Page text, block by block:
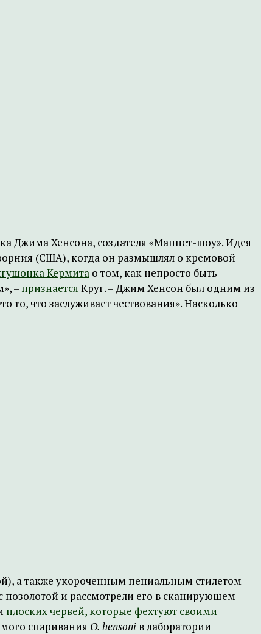
Джима Хенсона, создателя «Маппет-шоу». Идея
(США), когда он размышлял о кремовой
Кермита о том, как непросто быть
– признается Круг. – Джим Хенсон был одним из
что заслуживает чествования». Насколько
а также укороченным пениальным стилетом –
и рассмотрели его в сканирующем
плоских червей, которые фехтуют своими
спаривания O. hensoni в лаборатории